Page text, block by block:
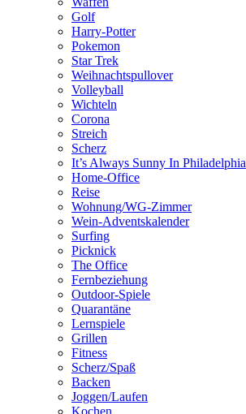
Golf
Harry-Potter
Pokemon
Star Trek
Weihnachtspullover
Volleyball
Wichteln
Corona
Streich
Scherz
It’s Always Sunny In Philadelphia
Home-Office
Reise
Wohnung/WG-Zimmer
Wein-Adventskalender
Surfing
Picknick
The Office
Fernbeziehung
Outdoor-Spiele
Quarantäne
Lernspiele
Grillen
Fitness
Scherz/Spaß
Backen
Joggen/Laufen
Kochen